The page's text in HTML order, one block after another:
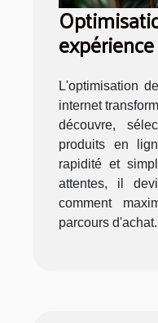
internet
L'optimisation
internet
découvre,
produits en
rapidité et
attentes, il
comment
parcours